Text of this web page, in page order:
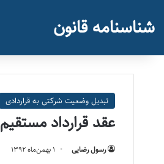
شناسنامه قانون
تبدیل وضعیت شرکتی به قراردادی
عقد قرارداد
رسول رضایی ۱ بهمن‌ماه ۱۳۹۲